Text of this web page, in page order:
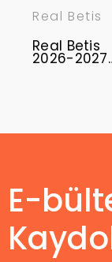
Real Betis
Real Betis
2026-2027
E-